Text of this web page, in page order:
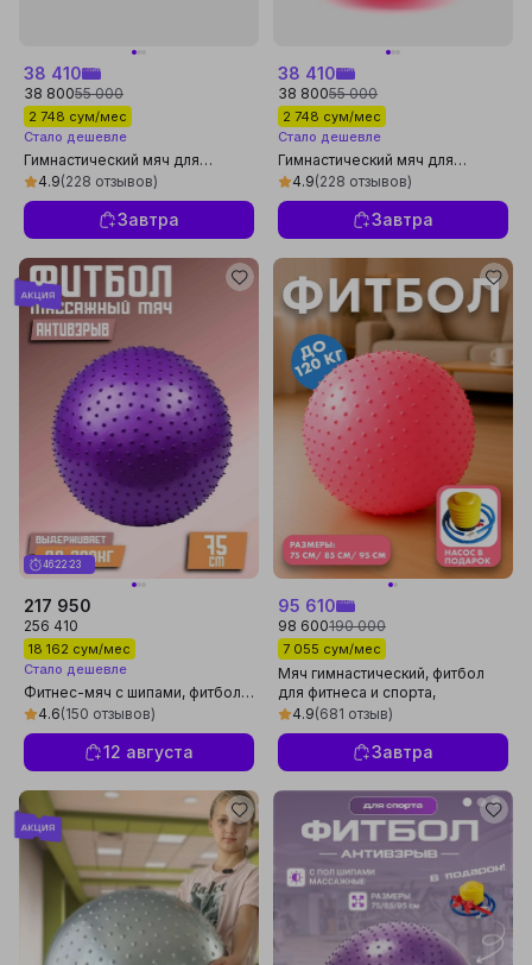
38 410
38 80055 000
2 748 сум/мес
Стало дешевле
Гимнастический мяч для
фитнеса йоги мини фитбол
4.9(228 отзывов)
Завтра
38 410
38 80055 000
2 748 сум/мес
Стало дешевле
Гимнастический мяч для
фитнеса йоги мини фитбол
4.9(228 отзывов)
Завтра
46:22:20
217 950
256 410
18 162 сум/мес
Стало дешевле
Фитнес-мяч с шипами, фитбол,
75-85-95 см
4.6(150 отзывов)
12 августа
95 610
98 600190 000
7 055 сум/мес
Мяч гимнастический, фитбол
для фитнеса и спорта,
массажный мяч, 75 см, 85 см,
95 см
4.9(681 отзыв)
Завтра